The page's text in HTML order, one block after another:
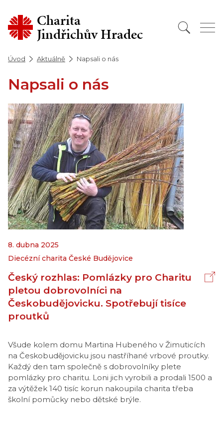
Charita
Jindřichův Hradec
Úvod Aktuálně Napsali o nás
Napsali o nás
8. dubna 2025
Diecézní charita České Budějovice
Český rozhlas: Pomlázky pro Charitu
pletou dobrovolníci na
Českobudějovicku. Spotřebují tisíce
proutků
Všude kolem domu Martina Hubeného v Žimuticích
na Českobudějovicku jsou nastříhané vrbové proutky.
Každý den tam společně s dobrovolníky plete
pomlázky pro charitu. Loni jich vyrobili a prodali 1500 a
za výtěžek 140 tisíc korun nakoupila charita třeba
školní pomůcky nebo dětské brýle.